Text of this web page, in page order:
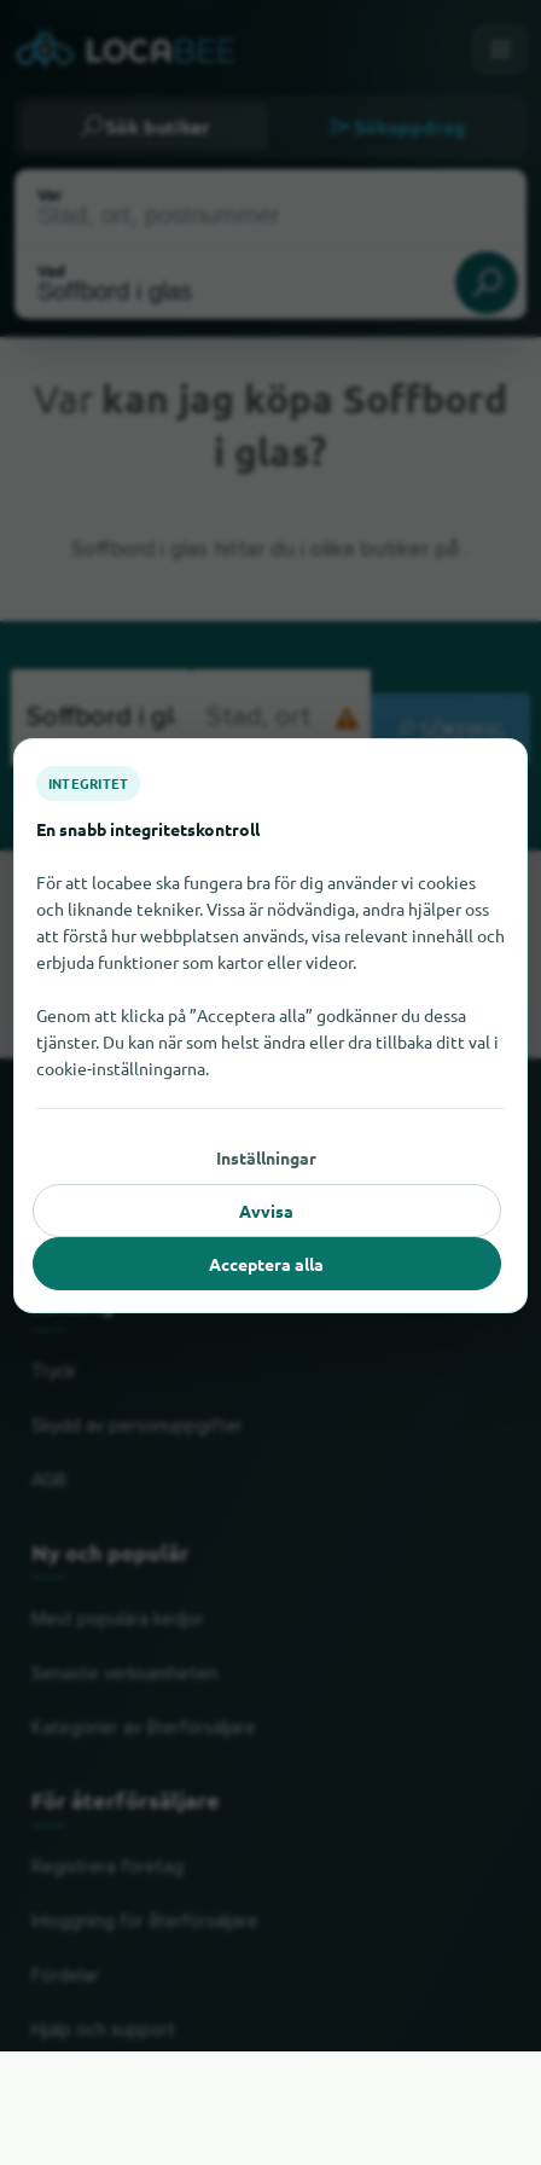
Sök butiker Sökuppdrag
Var
Vad
Var kan jag köpa Soffbord
i glas?
SÖKNING
Tyvärr kan vi inte hitta Soffbord i glas just nu. Om du vet var
Soffbord i glas finns skulle vi bli glada om du meddelade oss
det.
Om locabee
Fakta och siffror
Partner
Ny och populär
Senaste verksamheten
Kategorier av återförsäljare
För återförsäljare
Inloggning för återförsäljare
Fördelar
INTEGRITET
En snabb integritetskontroll
För att locabee ska fungera bra för dig använder vi cookies
och liknande tekniker. Vissa är nödvändiga, andra hjälper oss
att förstå hur webbplatsen används, visa relevant innehåll och
erbjuda funktioner som kartor eller videor.
Genom att klicka på ”Acceptera alla” godkänner du dessa
tjänster. Du kan när som helst ändra eller dra tillbaka ditt val i
cookie-inställningarna.
Inställningar
Avvisa
Acceptera alla